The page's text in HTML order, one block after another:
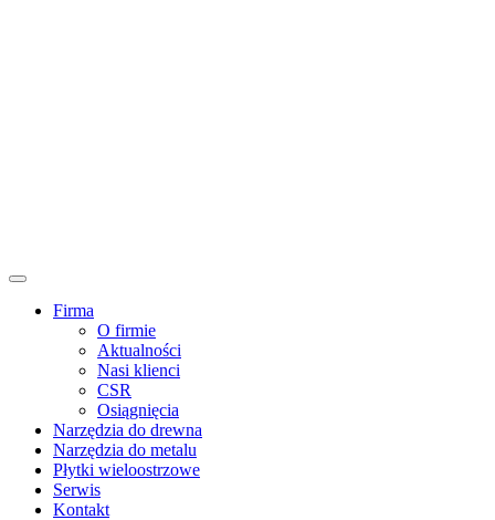
Firma
O firmie
Aktualności
Nasi klienci
CSR
Osiągnięcia
Narzędzia do drewna
Narzędzia do metalu
Płytki wieloostrzowe
Serwis
Kontakt